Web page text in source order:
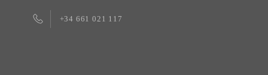
+34 661 021 117